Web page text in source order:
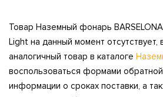
Товар Наземный фонарь
Light на данный момент отсутствует,
аналогичный товар в каталоге
воспользоваться формами
информации о сроках поставки, а